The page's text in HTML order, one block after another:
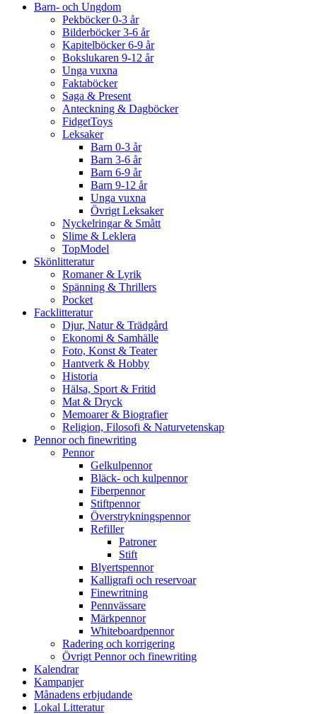
Barn- och Ungdom
Pekböcker 0-3 år
Bilderböcker 3-6 år
Kapitelböcker 6-9 år
Bokslukaren 9-12 år
Unga vuxna
Faktaböcker
Saga & Present
Anteckning & Dagböcker
FidgetToys
Leksaker
Barn 0-3 år
Barn 3-6 år
Barn 6-9 år
Barn 9-12 år
Unga vuxna
Övrigt Leksaker
Nyckelringar & Smått
Slime & Leklera
TopModel
Skönlitteratur
Romaner & Lyrik
Spänning & Thrillers
Pocket
Facklitteratur
Djur, Natur & Trädgård
Ekonomi & Samhälle
Foto, Konst & Teater
Hantverk & Hobby
Historia
Hälsa, Sport & Fritid
Mat & Dryck
Memoarer & Biografier
Religion, Filosofi & Naturvetenskap
Pennor och finewriting
Pennor
Gelkulpennor
Bläck- och kulpennor
Fiberpennor
Stiftpennor
Överstrykningspennor
Refiller
Patroner
Stift
Blyertspennor
Kalligrafi och reservoar
Finewritning
Pennvässare
Märkpennor
Whiteboardpennor
Radering och korrigering
Övrigt Pennor och finewriting
Kalendrar
Kampanjer
Månadens erbjudande
Lokal Litteratur